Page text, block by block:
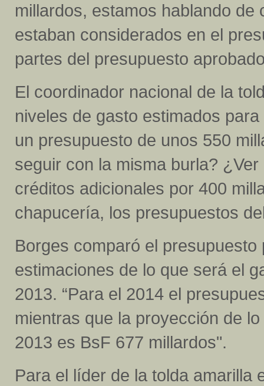
millardos, estamos hablando
estaban considerados en el
partes del presupuesto
El coordinador nacional de la
niveles de gasto estimados
un presupuesto de unos 550
seguir con la misma burla?
créditos adicionales por 400
chapucería, los presupuestos
Borges comparó el
estimaciones de lo que será el
2013. “Para el 2014 el
mientras que la proyección de
2013 es BsF 677 millardos".
Para el líder de la tolda amarilla